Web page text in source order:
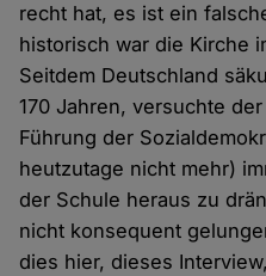
recht hat, es ist ein
historisch war die Kirche
Seitdem Deutschland
170 Jahren, versuchte
Führung der
heutzutage nicht mehr)
der Schule heraus zu
nicht konsequent
dies hier, dieses